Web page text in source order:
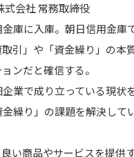
会社 常務取締役
庫に入庫。朝日信用金庫
引」や「資金繰り」の本
ンだと確信する。
業で成り立っている現状
繰り」の課題を解決して
い商品やサービスを提供